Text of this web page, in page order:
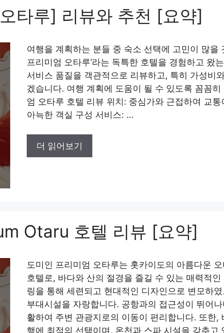
타루] 리뷰와 추천 [요약]
여행을 계획하는 분들 중 숙소 선택에 고민이 많을
프리미엄 오타루’라는 독특한 호텔을 경험하고 왔
서비스 품질을 객관적으로 리뷰하고, 특히 가성비
겠습니다. 여행 계획에 도움이 될 수 있도록 꼼꼼
엄 오타루 호텔 리뷰 위치: 중심가와 근접하여 교
아늑한 객실 구성 서비스: …
더 읽어보기
Otaru 호텔 리뷰 [요약]
도미인 프리미엄 오타루는 홋카이도의 아름다운
호텔로, 바다와 산의 절경을 즐길 수 있는 매력적
링을 통해 세련되고 현대적인 디자인으로 변모하
부대시설을 자랑합니다. 공항과의 접근성이 뛰어
활하여 주변 관광지로의 이동이 편리합니다. 또한,
행에 최적의 선택이며, 온천과 스파 시설을 갖추고